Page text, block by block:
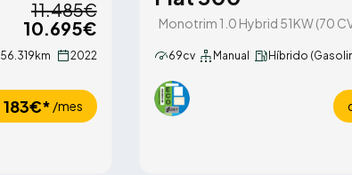
11.485€
10.695€
56.319km 2022
183€* /mes
Monotrim 1.0 Hybrid 51KW (70
69cv Manual Híbrido